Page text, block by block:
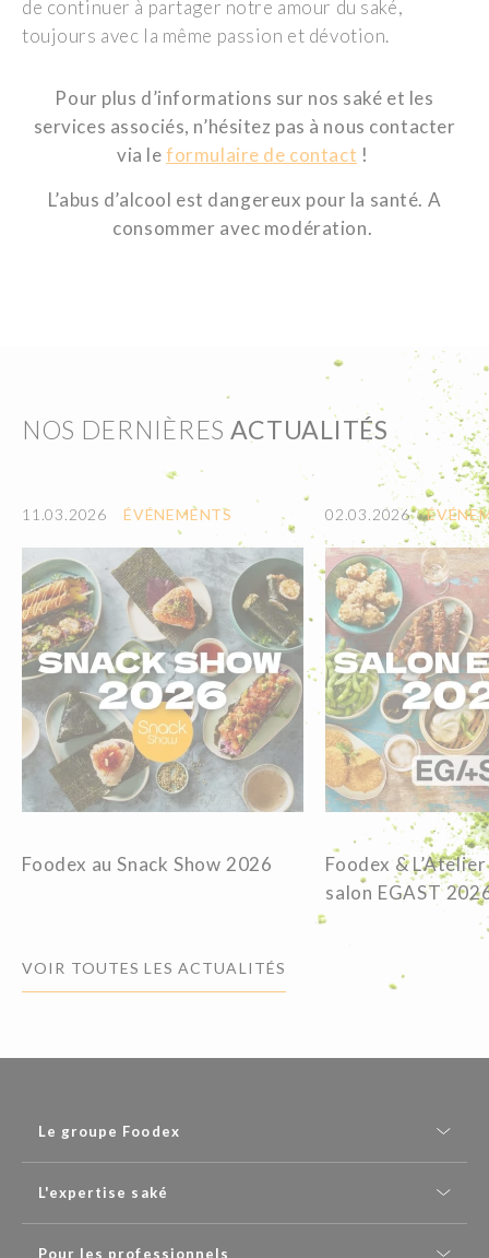
de continuer à partager notre amour du saké,
toujours avec la même passion et dévotion.
Pour plus d’informations sur nos saké et les
services associés, n’hésitez pas à nous contacter
via leformulaire de contact !
L’abus d’alcool est dangereux pour la santé. A
consommer avec modération.
NOS DERNIÈRES ACTUALITÉS
11.03.2026 ÉVÉNEMENTS
Foodex au Snack Show 2026
02.03.2026
Foodex &
salon EGAST
VOIR TOUTES LES ACTUALITÉS
Le groupe Foodex
L'expertise saké
Pour les professionnels